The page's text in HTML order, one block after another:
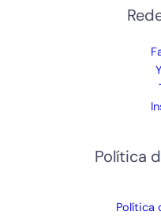
Política
Política